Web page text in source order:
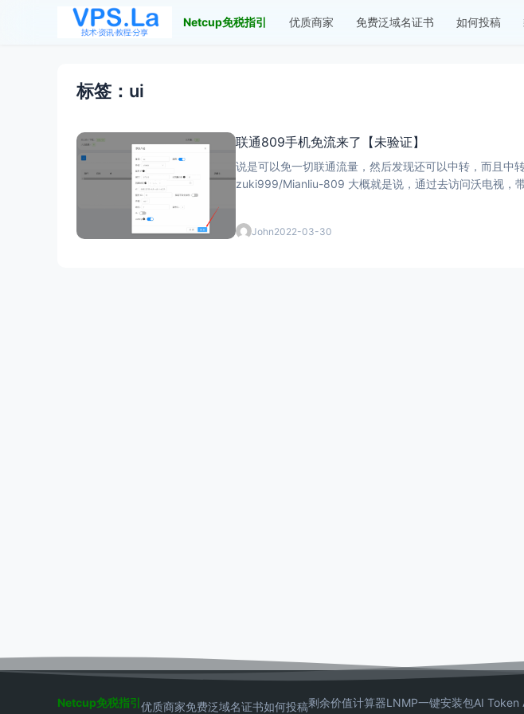
Netcup免税指引 优质商家 免费泛域名证书 如何投稿
标签：ui
联通809手机免流来了【未验证】
说是可以免一切联通流量，然后发现还可以中转，而且
zuki999/Mianliu-809 大概就是说，通过去访问沃电视，
John2022-03-30
Netcup免税指引优质商家免费泛域名证书如何投稿剩余价值计算器LNMP一键安装包AI Token